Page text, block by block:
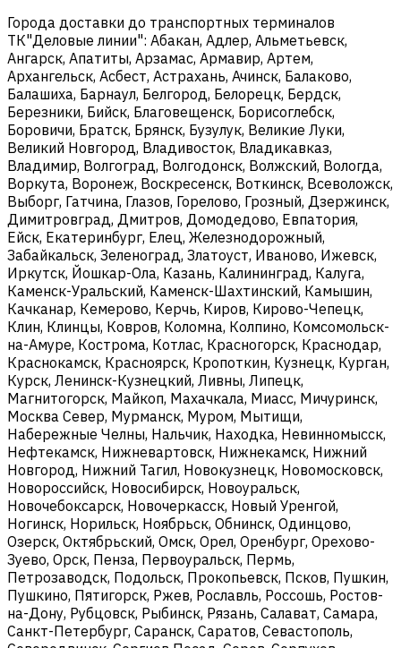
Города доставки до транспортных терминалов
ТК"Деловые линии": Абакан, Адлер, Альметьевск,
Ангарск, Апатиты, Арзамас, Армавир, Артем,
Архангельск, Асбест, Астрахань, Ачинск, Балаково,
Балашиха, Барнаул, Белгород, Белорецк, Бердск,
Березники, Бийск, Благовещенск, Борисоглебск,
Боровичи, Братск, Брянск, Бузулук, Великие Луки,
Великий Новгород, Владивосток, Владикавказ,
Владимир, Волгоград, Волгодонск, Волжский, Вологда,
Воркута, Воронеж, Воскресенск, Воткинск, Всеволожск,
Выборг, Гатчина, Глазов, Горелово, Грозный, Дзержинск,
Димитровград, Дмитров, Домодедово, Евпатория,
Ейск, Екатеринбург, Елец, Железнодорожный,
Забайкальск, Зеленоград, Златоуст, Иваново, Ижевск,
Иркутск, Йошкар-Ола, Казань, Калининград, Калуга,
Каменск-Уральский, Каменск-Шахтинский, Камышин,
Качканар, Кемерово, Керчь, Киров, Кирово-Чепецк,
Клин, Клинцы, Ковров, Коломна, Колпино, Комсомольск-
на-Амуре, Кострома, Котлас, Красногорск, Краснодар,
Краснокамск, Красноярск, Кропоткин, Кузнецк, Курган,
Курск, Ленинск-Кузнецкий, Ливны, Липецк,
Магнитогорск, Майкоп, Махачкала, Миасс, Мичуринск,
Москва Север, Мурманск, Муром, Мытищи,
Набережные Челны, Нальчик, Находка, Невинномысск,
Нефтекамск, Нижневартовск, Нижнекамск, Нижний
Новгород, Нижний Тагил, Новокузнецк, Новомосковск,
Новороссийск, Новосибирск, Новоуральск,
Новочебоксарск, Новочеркасск, Новый Уренгой,
Ногинск, Норильск, Ноябрьск, Обнинск, Одинцово,
Озерск, Октябрьский, Омск, Орел, Оренбург, Орехово-
Зуево, Орск, Пенза, Первоуральск, Пермь,
Петрозаводск, Подольск, Прокопьевск, Псков, Пушкин,
Пушкино, Пятигорск, Ржев, Рославль, Россошь, Ростов-
на-Дону, Рубцовск, Рыбинск, Рязань, Салават, Самара,
Санкт-Петербург, Саранск, Саратов, Севастополь,